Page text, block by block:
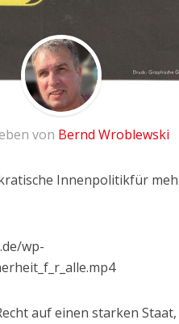
von Bernd Wroblewski
Innenpolitikfür
wp-
auf einen starken